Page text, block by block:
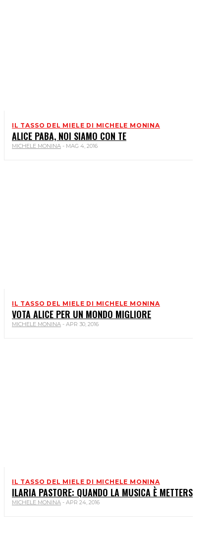
IL TASSO DEL MIELE DI MICHELE MONINA
ALICE PABA, NOI SIAMO CON TE
MICHELE MONINA - MAG 4, 2016
IL TASSO DEL MIELE DI MICHELE MONINA
VOTA ALICE PER UN MONDO MIGLIORE
MICHELE MONINA - APR 30, 2016
IL TASSO DEL MIELE DI MICHELE MONINA
ILARIA PASTORE: QUANDO LA MUSICA È METTERSI A
MICHELE MONINA - APR 24, 2016